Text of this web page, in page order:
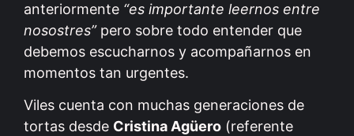
anteriormente “es importante leernos entre
nosostres” pero sobre todo entender que
debemos escucharnos y acompañarnos en
momentos tan urgentes.
Viles cuenta con muchas generaciones de
tortas desde Cristina Agüero (referente